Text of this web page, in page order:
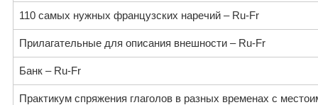
110 самых нужных французских наречий – Ru-Fr
Прилагательные для описания внешности – Ru-Fr
Банк – Ru-Fr
Практикум спряжения глаголов в разных временах с